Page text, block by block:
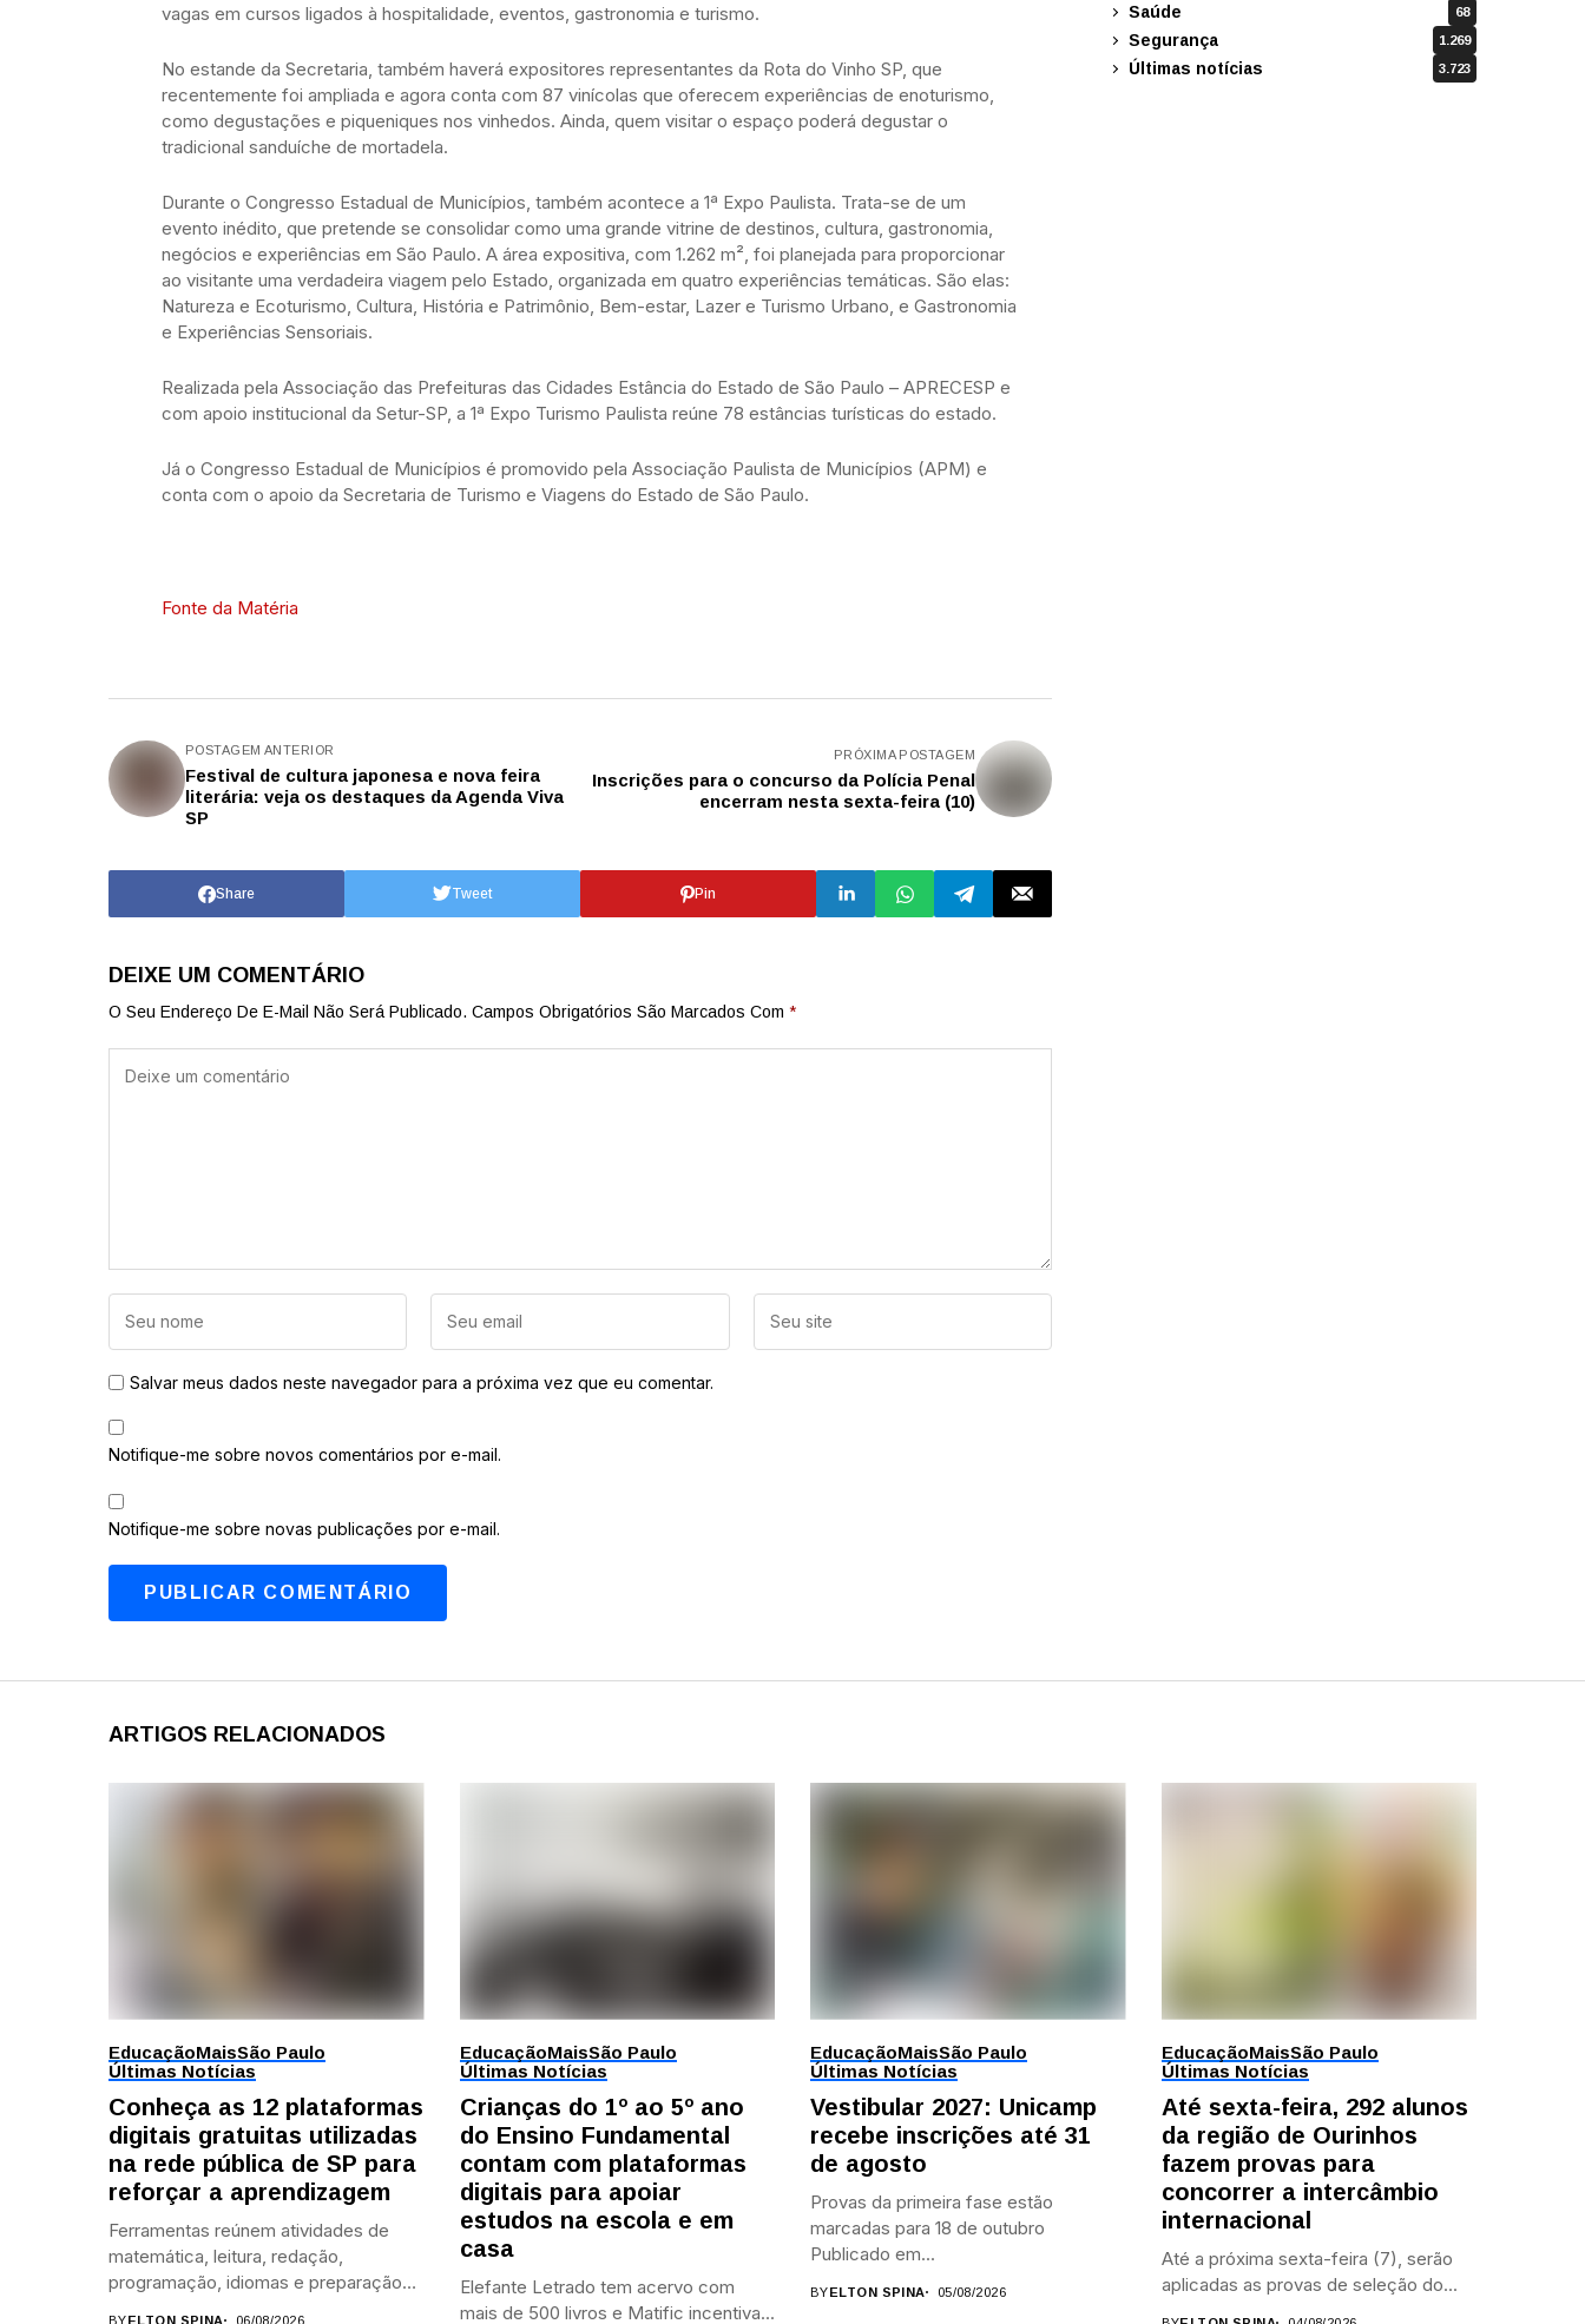
vagas em cursos ligados à hospitalidade, eventos, gastronomia e turismo.
No estande da Secretaria, também haverá expositores representantes da Rota do Vinho SP, que
recentemente foi ampliada e agora conta com 87 vinícolas que oferecem experiências de enoturismo,
como degustações e piqueniques nos vinhedos. Ainda, quem visitar o espaço poderá degustar o
tradicional sanduíche de mortadela.
Durante o Congresso Estadual de Municípios, também acontece a 1ª Expo Paulista. Trata-se de um
evento inédito, que pretende se consolidar como uma grande vitrine de destinos, cultura, gastronomia,
negócios e experiências em São Paulo. A área expositiva, com 1.262 m², foi planejada para proporcionar
ao visitante uma verdadeira viagem pelo Estado, organizada em quatro experiências temáticas. São elas:
Natureza e Ecoturismo, Cultura, História e Patrimônio, Bem-estar, Lazer e Turismo Urbano, e Gastronomia
e Experiências Sensoriais.
Realizada pela Associação das Prefeituras das Cidades Estância do Estado de São Paulo – APRECESP e
com apoio institucional da Setur-SP, a 1ª Expo Turismo Paulista reúne 78 estâncias turísticas do estado.
Já o Congresso Estadual de Municípios é promovido pela Associação Paulista de Municípios (APM) e
conta com o apoio da Secretaria de Turismo e Viagens do Estado de São Paulo.
Fonte da Matéria
POSTAGEM ANTERIOR
Festival de cultura japonesa e nova feira
literária: veja os destaques da Agenda Viva
SP
PRÓXIMA POSTAGEM
Inscrições para o concurso da Polícia Penal
encerram nesta sexta-feira (10)
Share Tweet Pin
DEIXE UM COMENTÁRIO
O Seu Endereço De E-Mail Não Será Publicado. Campos Obrigatórios São Marcados Com *
Salvar meus dados neste navegador para a próxima vez que eu comentar.
Notifique-me sobre novos comentários por e-mail.
Notifique-me sobre novas publicações por e-mail.
Saúde 68
Segurança 1.269
Últimas notícias 3.723
ARTIGOS RELACIONADOS
EducaçãoMaisSão Paulo
Últimas Notícias
Conheça as 12 plataformas
digitais gratuitas utilizadas
na rede pública de SP para
reforçar a aprendizagem
Ferramentas reúnem atividades de
matemática, leitura, redação,
programação, idiomas e preparação
BYELTON SPINA 06/08/2026
EducaçãoMaisSão Paulo
Últimas Notícias
Crianças do 1º ao 5º ano
do Ensino Fundamental
contam com plataformas
digitais para apoiar
estudos na escola e em
casa
Elefante Letrado tem acervo com
mais de 500 livros e Matific incentiva...
EducaçãoMaisSão Paulo
Últimas Notícias
Vestibular 2027: Unicamp
recebe inscrições até 31
de agosto
Provas da primeira fase estão
marcadas para 18 de outubro
Publicado em...
BYELTON SPINA 05/08/2026
EducaçãoMaisSão Paulo
Últimas Notícias
Até sexta-feira, 292 alunos
da região de Ourinhos
fazem provas para
concorrer a intercâmbio
internacional
Até a próxima sexta-feira (7), serão
aplicadas as provas de seleção do...